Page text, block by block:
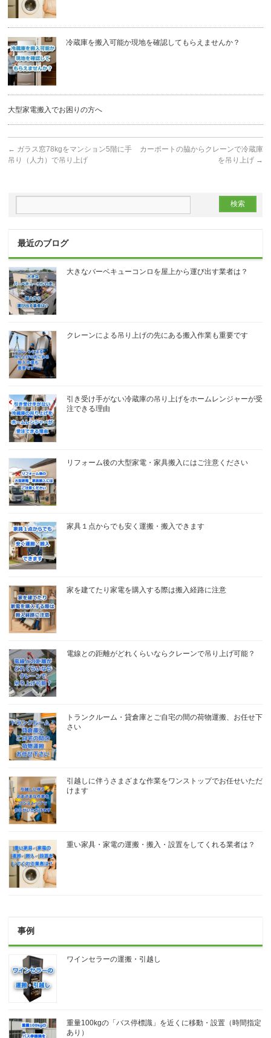
冷蔵庫を搬入可能か現地を確認してもらえませんか？
大型家電搬入でお困りの方へ
← ガラス窓78kgをマンション5階に手
吊り（人力）で吊り上げ
カーポートの脇からクレーンで冷蔵庫
を吊り上げ →
最近のブログ
大きなバーベキューコンロを屋上から運び出す業者は？
クレーンによる吊り上げの先にある搬入作業も重要です
引き受け手がない冷蔵庫の吊り上げをホームレンジャーが受
注できる理由
リフォーム後の大型家電・家具搬入にはご注意ください
家具１点からでも安く運搬・搬入できます
家を建てたり家電を購入する際は搬入経路に注意
電線との距離がどれくらいならクレーンで吊り上げ可能？
トランクルーム・貸倉庫とご自宅の間の荷物運搬、お任せ下
さい
引越しに伴うさまざまな作業をワンストップでお任せいただ
けます
重い家具・家電の運搬・搬入・設置をしてくれる業者は？
事例
ワインセラーの運搬・引越し
重量100kgの「バス停標識」を近くに移動・設置（時間指定
あり）